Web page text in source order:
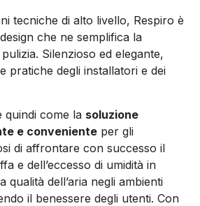
tecniche di alto livello, Respiro è
che ne semplifica la
Silenzioso ed elegante,
pratiche degli installatori e dei
quindi come la soluzione
e conveniente per gli
di affrontare con successo il
e dell’eccesso di umidità in
qualità dell’aria negli ambienti
il benessere degli utenti. Con